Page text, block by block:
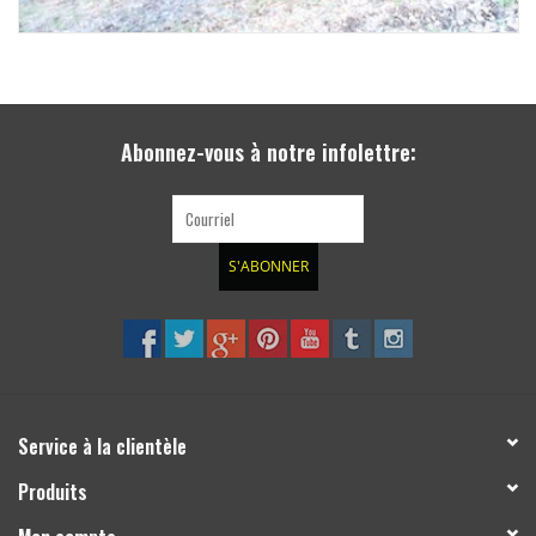
Abonnez-vous à notre infolettre:
S'ABONNER
Service à la clientèle
Produits